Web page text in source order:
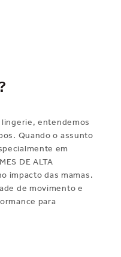
entendemos
Quando o assunto
em
DE ALTA
impacto das mamas.
de movimento e
para